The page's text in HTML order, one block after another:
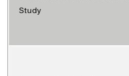
Study